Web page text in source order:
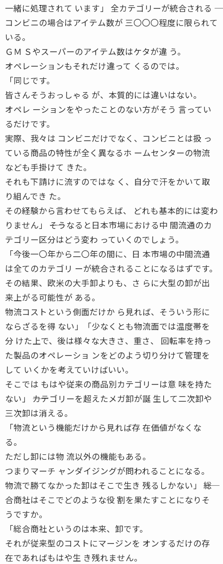
一緒に処理されて います」 全カテゴリーが統合される ――
コンビニの場合はアイテム数が 三〇〇〇程度に限られて
いる。
ＧＭ Ｓやスーパーのアイテム数はケタが違 う。
オペレーションもそれだけ違って くるのでは。
「同じです。
皆さんそうおっしゃる が、本質的には違いはない。
オペレ ーションをやったことのない方がそう 言ってい
るだけです。
実際、我々は コンビニだけでなく、コンビニとは扱 っ
ている商品の特性が全く異なるホ ームセンターの物流
なども手掛けて きた。
それも下請けに流すのではな く、自分で汗をかいて取
り組んでき た。
その経験から言わせてもらえば、 どれも基本的には変わ
りません」 ――そうなると日本市場における中 間流通のカ
テゴリー区分はどう変わ っていくのでしょう。
「今後一〇年から二〇年の間に、日 本市場の中間流通
は全てのカテゴリ ーが統合されることになるはずです。
その結果、欧米の大手卸よりも、さ らに大型の卸が出
来上がる可能性が ある。
物流コストという側面だけか ら見れば、そういう形に
ならざるを得 ない」「少なくとも物流面では温度帯を
分 けた上で、後は様々な大きさ、重さ、 回転率を持っ
た製品のオペレーショ ンをどのよう切り分けて管理を
して いくかを考えていけばいい。
そこでは もはや従来の商品別カテゴリーは意 味を持た
ない」 ――カテゴリーを超えたメガ卸が誕 生して二次卸や
三次卸は消える。
「物流という機能だけから見れば存 在価値がなくな
る。
ただし卸には物 流以外の機能もある。
つまりマーチ ャンダイジングが問われることになる。
物流で勝てなかった卸はそこで生き 残るしかない」 ――総
合商社はそこでどのような役 割を果たすことになりそ
うですか。
「総合商社というのは本来、卸です。
それが従来型のコストにマージンを オンするだけの存
在であればもはや生 き残れません。